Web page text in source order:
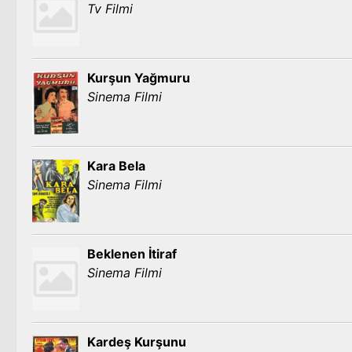
Tv Filmi
Kurşun Yağmuru
Sinema Filmi
Kara Bela
Sinema Filmi
Beklenen İtiraf
Sinema Filmi
Kardeş Kurşunu